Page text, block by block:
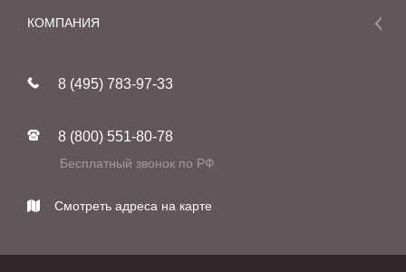
Мебель
Новинки
Фабрики
КОМПАНИЯ
Реставрация
Контакты
8 (495) 783-97-33
8 (800) 551-80-78
Бесплатный звонок по РФ
Смотреть адреса на карте